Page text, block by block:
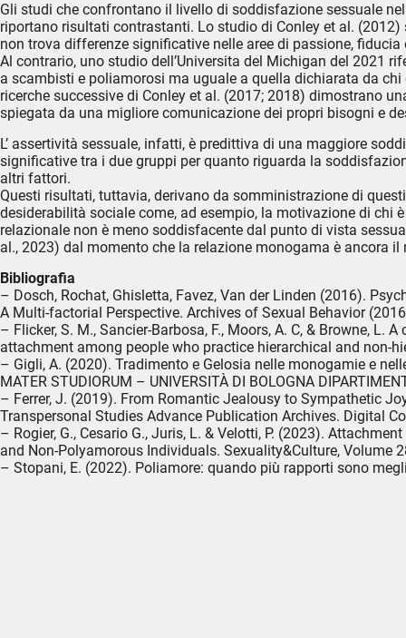
Gli studi che confrontano il livello di soddisfazione sessuale
riportano risultati contrastanti. Lo studio di Conley et al.
non trova differenze significative nelle aree di passione,
Al contrario, uno studio dell’Universita del Michigan del 2021
a scambisti e poliamorosi ma uguale a quella dichiarata da
ricerche successive di Conley et al. (2017; 2018) dimostrano
spiegata da una migliore comunicazione dei propri bisogni e
L’ assertività sessuale, infatti, è predittiva di una maggiore
significative tra i due gruppi per quanto riguarda la
altri fattori.
Questi risultati, tuttavia, derivano da somministrazione di
desiderabilità sociale come, ad esempio, la motivazione di
relazionale non è meno soddisfacente dal punto di vista
al., 2023) dal momento che la relazione monogama è ancora
Bibliografia
– Dosch, Rochat, Ghisletta, Favez, Van der Linden (2016).
A Multi-factorial Perspective. Archives of Sexual Behavior
– Flicker, S. M., Sancier-Barbosa, F., Moors, A. C, & Browne,
attachment among people who practice hierarchical and non-
– Gigli, A. (2020). Tradimento e Gelosia nelle monogamie e
MATER STUDIORUM – UNIVERSITÀ DI BOLOGNA
– Ferrer, J. (2019). From Romantic Jealousy to Sympathetic
Transpersonal Studies Advance Publication Archives. Digital
– Rogier, G., Cesario G., Juris, L. & Velotti, P. (2023).
and Non-Polyamorous Individuals. Sexuality&Culture, Volume
– Stopani, E. (2022). Poliamore: quando più rapporti sono